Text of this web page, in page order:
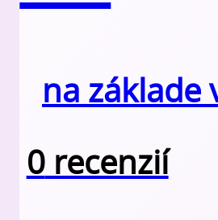
na základe
0recenzií